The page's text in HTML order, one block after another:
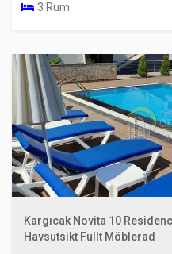
3 Rum
Kargıcak Novita 10
Havsutsikt Fullt Möblerad